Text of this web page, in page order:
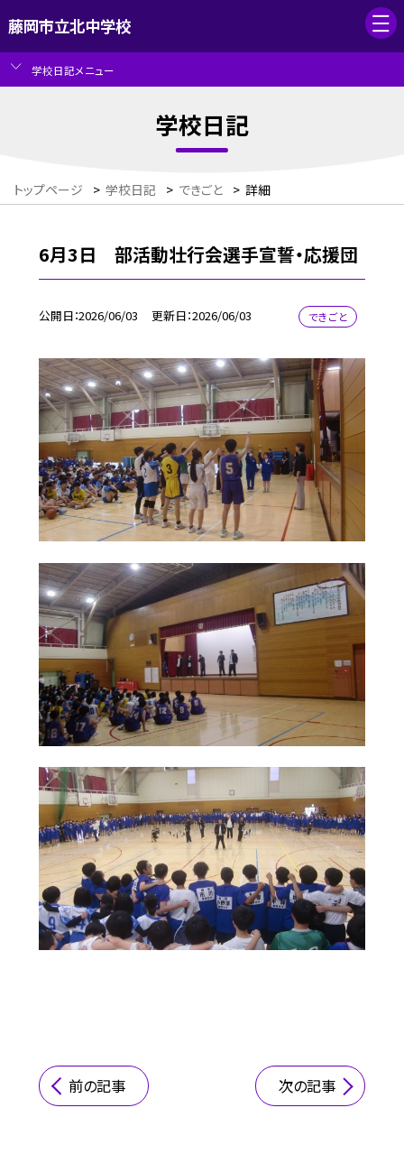
藤岡市立北中学校
学校日記メニュー
学校日記
トップページ > 学校日記 > できごと > 詳細
6月3日 部活動壮行会選手宣誓・応援団
公開日 2026/06/03 更新日 2026/06/03 できごと
前の記事 次の記事